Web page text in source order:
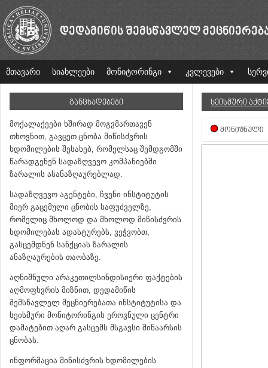
ᲓᲔᲓᲐᲛᲘᲬᲘᲡ ᲨᲔᲛᲡᲬᲐᲕᲚᲔᲚ
მთავარი სიახლეები მონიტორინგი კვლევები
ᲒᲐᲜᲪᲮᲐᲓᲔᲑᲔᲑᲘ
მოქალაქეები ხშირად მოგვმართავენ
თხოვნით, გავცეთ ცნობა მიწისძვრის
ხდომილების შესახებ, რომელსაც შემდგომში
წარადგენენ სადაზღვევო კომპანიებში
ზარალის ასანაზღაურებლად.
სადაზღვევო აგენტები, ჩვენი ინსტიტუტის
მიერ გაცემული ცნობის საფუძველზე,
რომელიც მხოლოდ და მხოლოდ მიწისძვრის
ხდომილებას ადასტურებს, ვეჭვობთ,
გასცემდნენ სანქციას ზარალის
ანაზღაურების თაობაზე.
აღნიშნული არაკეთილსინდისიერი ფაქტების
აღმოფხვრის მიზნით, დედამიწის
შემსწავლელ მეცნიერებათა ინსტიტუტისა და
სეისმური მონიტორინგის ეროვნული ცენტრი
დამატებით აღარ გასცემს მსგავსი შინაარსის
ცნობას.
ინფორმაცია მიწისძვრის ხდომილების
ᲡᲔᲘᲡᲛᲣᲠᲘ
ᲛᲝᲜᲘᲨᲜᲣᲚᲘ